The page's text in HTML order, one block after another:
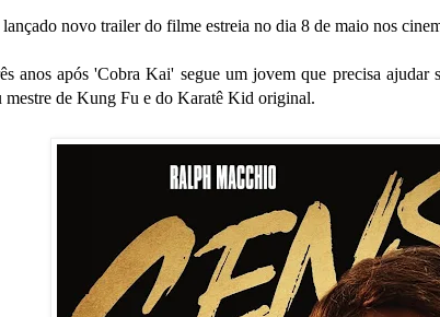
novo trailer do filme estreia no dia 8 de maio nos
anos após 'Cobra Kai' segue um jovem que precisa
mestre de Kung Fu e do Karatê Kid original.